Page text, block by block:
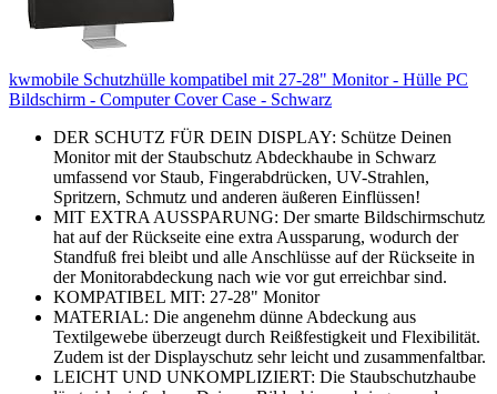
kwmobile Schutzhülle kompatibel mit 27-28" Monitor - Hülle PC
Bildschirm - Computer Cover Case - Schwarz
DER SCHUTZ FÜR DEIN DISPLAY: Schütze Deinen
Monitor mit der Staubschutz Abdeckhaube in Schwarz
umfassend vor Staub, Fingerabdrücken, UV-Strahlen,
Spritzern, Schmutz und anderen äußeren Einflüssen!
MIT EXTRA AUSSPARUNG: Der smarte Bildschirmschutz
hat auf der Rückseite eine extra Aussparung, wodurch der
Standfuß frei bleibt und alle Anschlüsse auf der Rückseite in
der Monitorabdeckung nach wie vor gut erreichbar sind.
KOMPATIBEL MIT: 27-28" Monitor
MATERIAL: Die angenehm dünne Abdeckung aus
Textilgewebe überzeugt durch Reißfestigkeit und Flexibilität.
Zudem ist der Displayschutz sehr leicht und zusammenfaltbar.
LEICHT UND UNKOMPLIZIERT: Die Staubschutzhaube